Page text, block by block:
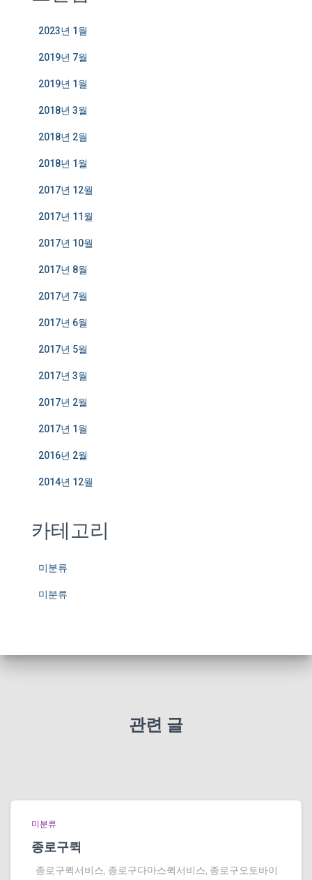
2023년 1월
2019년 7월
2019년 1월
2018년 3월
2018년 2월
2018년 1월
2017년 12월
2017년 11월
2017년 10월
2017년 8월
2017년 7월
2017년 6월
2017년 5월
2017년 3월
2017년 2월
2017년 1월
2016년 2월
2014년 12월
카테고리
미분류
미분류
관련 글
미분류
종로구퀵
종로구퀵서비스, 종로구다마스퀵서비스, 종로구오토바이